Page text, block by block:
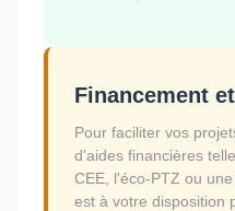
Financement
Pour faciliter vos
d'aides financières
CEE, l'éco-PTZ ou
est à votre disposition